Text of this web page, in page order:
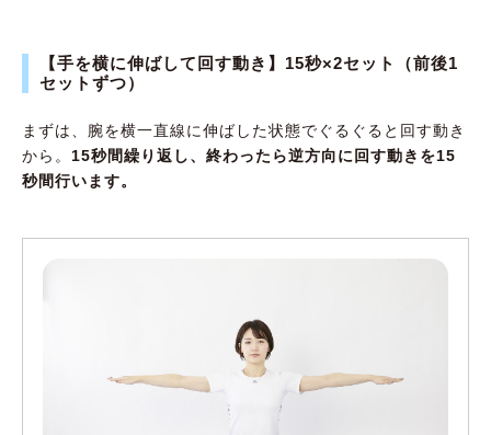
【手を横に伸ばして回す動き】15秒×2セット（前後1
セットずつ）
まずは、腕を横一直線に伸ばした状態でぐるぐると回す動き
から。 15秒間繰り返し、終わったら逆方向に回す動きを15
秒間行います。